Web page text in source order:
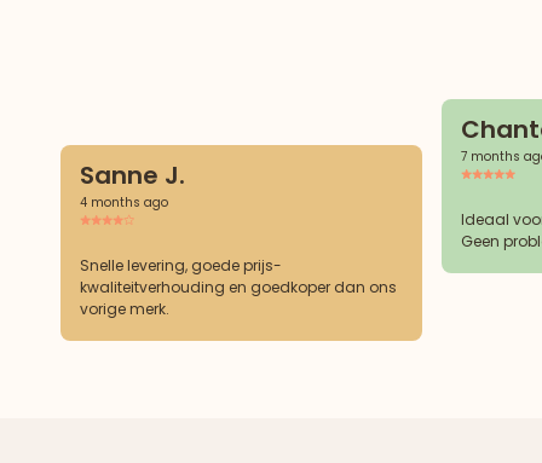
Sanne J.
4 months ago
Snelle levering, goede prijs-
kwaliteitverhouding en goedkoper dan ons
vorige merk.
7 months
Ideaal
Geen